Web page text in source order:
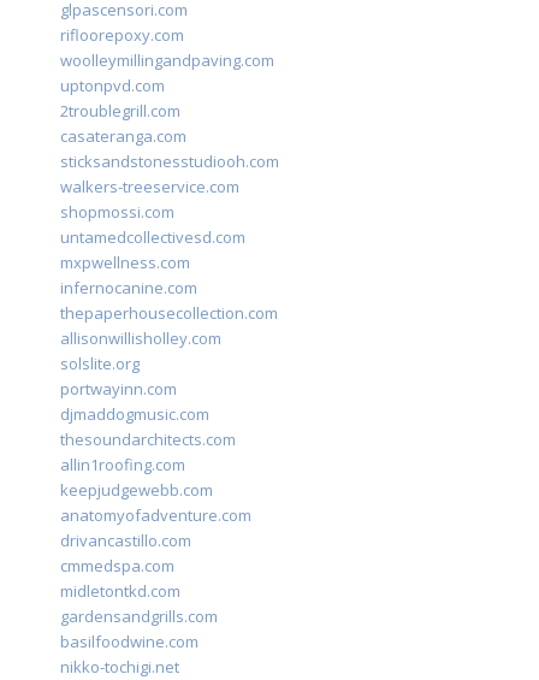
glpascensori.com
rifloorepoxy.com
woolleymillingandpaving.com
uptonpvd.com
2troublegrill.com
casateranga.com
sticksandstonesstudiooh.com
walkers-treeservice.com
shopmossi.com
untamedcollectivesd.com
mxpwellness.com
infernocanine.com
thepaperhousecollection.com
allisonwillisholley.com
solslite.org
portwayinn.com
djmaddogmusic.com
thesoundarchitects.com
allin1roofing.com
keepjudgewebb.com
anatomyofadventure.com
drivancastillo.com
cmmedspa.com
midletontkd.com
gardensandgrills.com
basilfoodwine.com
nikko-tochigi.net